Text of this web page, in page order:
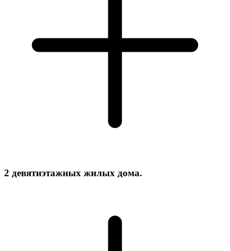
2 девятиэтажных жилых дома.